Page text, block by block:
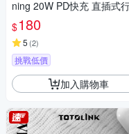
ning 20W PD快充 直插式
電源 口袋電源 免傳輸線(蘋
Phone14 以下專用)-荷紫
$180
5 (2)
挑戰低價
加入購物車